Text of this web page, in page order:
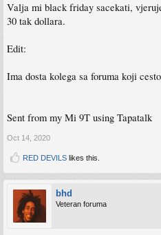
Valja mi black friday sacekati,
30 tak dollara.
Edit:
Ima dosta kolega sa foruma koji
Sent from my Mi 9T using Tapatalk
Oct 14, 2020
RED DEVILS likes this.
bhd
Veteran foruma